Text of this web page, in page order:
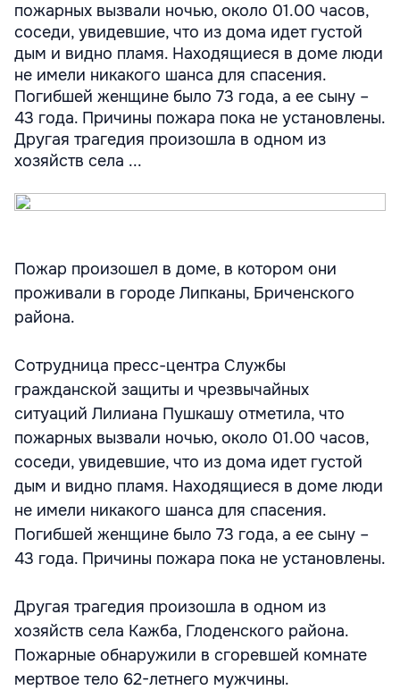
пожарных вызвали ночью, около 01.00 часов,
соседи, увидевшие, что из дома идет густой
дым и видно пламя. Находящиеся в доме люди
не имели никакого шанса для спасения.
Погибшей женщине было 73 года, а ее сыну –
43 года. Причины пожара пока не установлены.
Другая трагедия произошла в одном из
хозяйств села ...
Пожар произошел в доме, в котором они
проживали в городе Липканы, Бриченского
района.
Сотрудница пресс-центра Службы
гражданской защиты и чрезвычайных
ситуаций Лилиана Пушкашу отметила, что
пожарных вызвали ночью, около 01.00 часов,
соседи, увидевшие, что из дома идет густой
дым и видно пламя. Находящиеся в доме люди
не имели никакого шанса для спасения.
Погибшей женщине было 73 года, а ее сыну –
43 года. Причины пожара пока не установлены.
Другая трагедия произошла в одном из
хозяйств села Кажба, Глоденского района.
Пожарные обнаружили в сгоревшей комнате
мертвое тело 62-летнего мужчины.